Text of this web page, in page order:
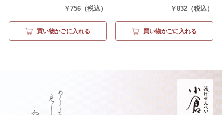
（うす塩仕立て13枚）
￥756 （税込）
買い物かごに入れる
（カレー仕立て13枚）
￥832 （税込）
買い物かごに入れる